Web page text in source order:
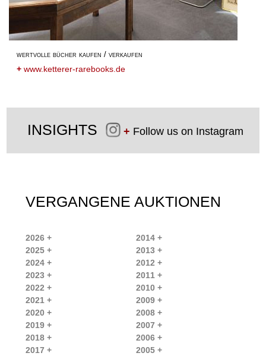
wertvolle bücher kaufen / verkaufen
+www.ketterer-rarebooks.de
INSIGHTS + Follow us on Instagram
VERGANGENE AUKTIONEN
2026 +
2025 +
2024 +
2023 +
2022 +
2021 +
2020 +
2019 +
2018 +
2017 +
2014 +
2013 +
2012 +
2011 +
2010 +
2009 +
2008 +
2007 +
2006 +
2005 +